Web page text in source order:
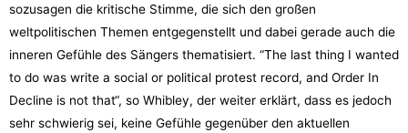
sozusagen die kritische Stimme, die sich den großen
weltpolitischen Themen entgegenstellt und dabei gerade auch die
inneren Gefühle des Sängers thematisiert. “The last thing I wanted
to do was write a social or political protest record, and Order In
Decline is not that“, so Whibley, der weiter erklärt, dass es jedoch
sehr schwierig sei, keine Gefühle gegenüber den aktuellen